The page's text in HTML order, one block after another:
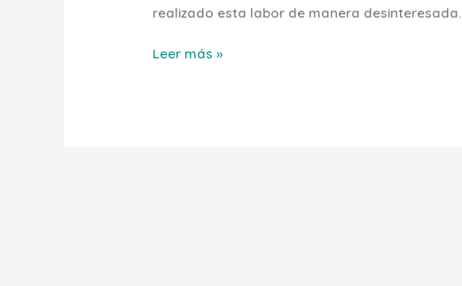
realizado esta labor de manera desinteresada.
Leer más »